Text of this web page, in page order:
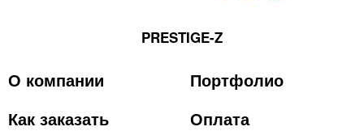
PRESTIGE-Z
О компании
Портфолио
Как заказать
Оплата